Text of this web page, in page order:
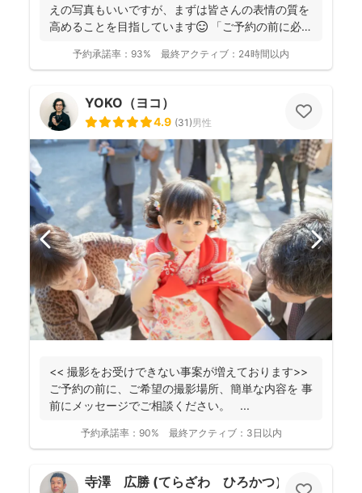
えの写真もいいですが、まずは皆さんの表情の質を
高めることを目指しています😊 「ご予約の前に必ず
予約承諾率： 93% 最終アクティブ： 24時間以内
YOKO（ヨコ）
4.9 (31)男性
<< 撮影をお受けできない事案が増えております>>
ご予約の前に、ご希望の撮影場所、簡単な内容を 事
前にメッセージでご相談ください。 ...
予約承諾率： 90% 最終アクティブ： 3日以内
寺澤 広勝 (てらざわ ひろかつ）